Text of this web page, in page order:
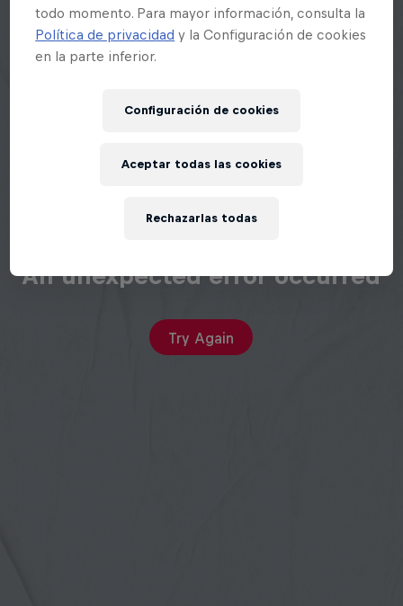
An unexpected error occurred
Try Again
todo momento. Para mayor información, consulta la
Política de privacidad y la Configuración de cookies
en la parte inferior.
Configuración de cookies
Rechazarlas todas
Aceptar todas las cookies